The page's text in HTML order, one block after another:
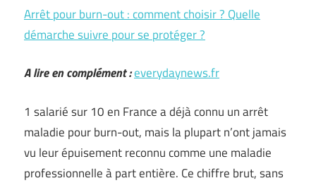
Arrêt pour burn-out : comment choisir ? Quelle
démarche suivre pour se protéger ?
A lire en complément :everydaynews.fr
1 salarié sur 10 en France a déjà connu un arrêt
maladie pour burn-out, mais la plupart n’ont jamais
vu leur épuisement reconnu comme une maladie
professionnelle à part entière. Ce chiffre brut, sans